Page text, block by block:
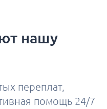
нашу
переплат,
помощь 24/7